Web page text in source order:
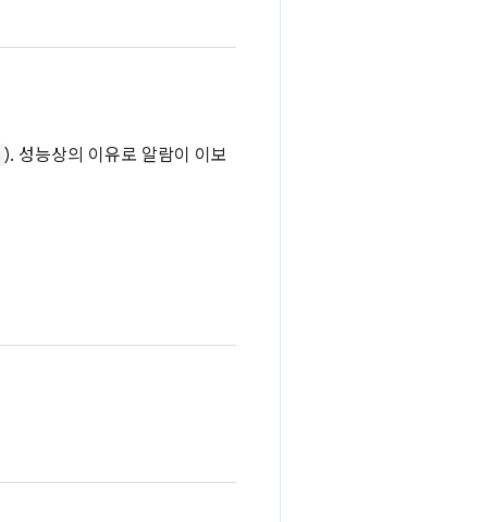
). 성능상의 이유로 알람이 이보